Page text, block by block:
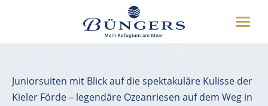
Toggle
Hausübersicht
Juniorsuiten mit Blick auf die spektakuläre Kulisse der
Kieler Förde – legendäre Ozeanriesen auf dem Weg in